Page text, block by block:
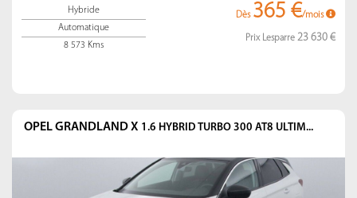
Hybride
Automatique
8 573 Kms
Dès 365 €/mois
Prix Lesparre 23 630 €
OPEL GRANDLAND X 1.6 HYBRID TURBO 300 AT8 ULTIM...